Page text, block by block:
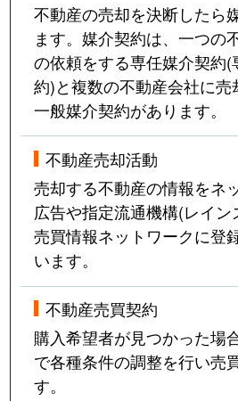
不動産の売却を決断したら
ます。媒介契約は、一つの
の依頼をする専任媒介契約(
約)と複数の不動産会社に売
一般媒介契約があります。
不動産売却活動
売却する不動産の情報をネ
広告や指定流通機構(レイ
売買情報ネットワークに登
います。
不動産売買契約
購入希望者が見つかった場
で各種条件の調整を行い売
す。